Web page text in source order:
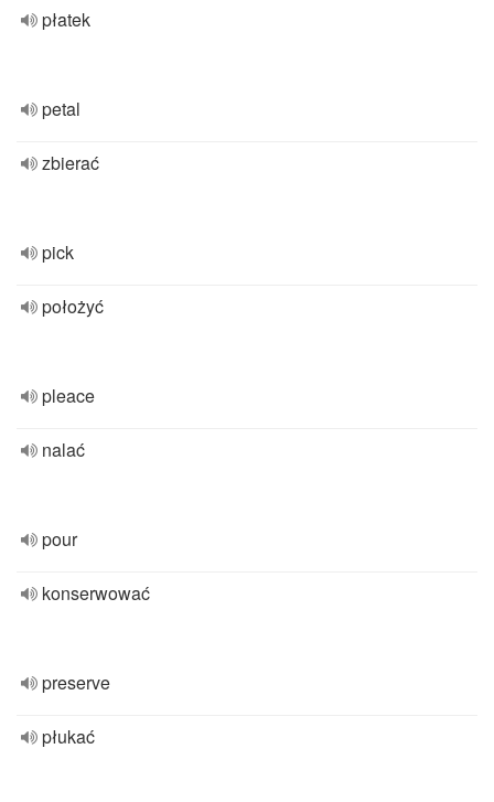
płatek
petal
zbierać
pick
położyć
pleace
nalać
pour
konserwować
preserve
płukać